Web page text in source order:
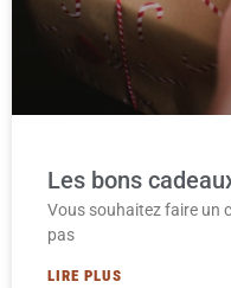
Les bons
Vous souhaitez faire un
pas
LIRE PLUS